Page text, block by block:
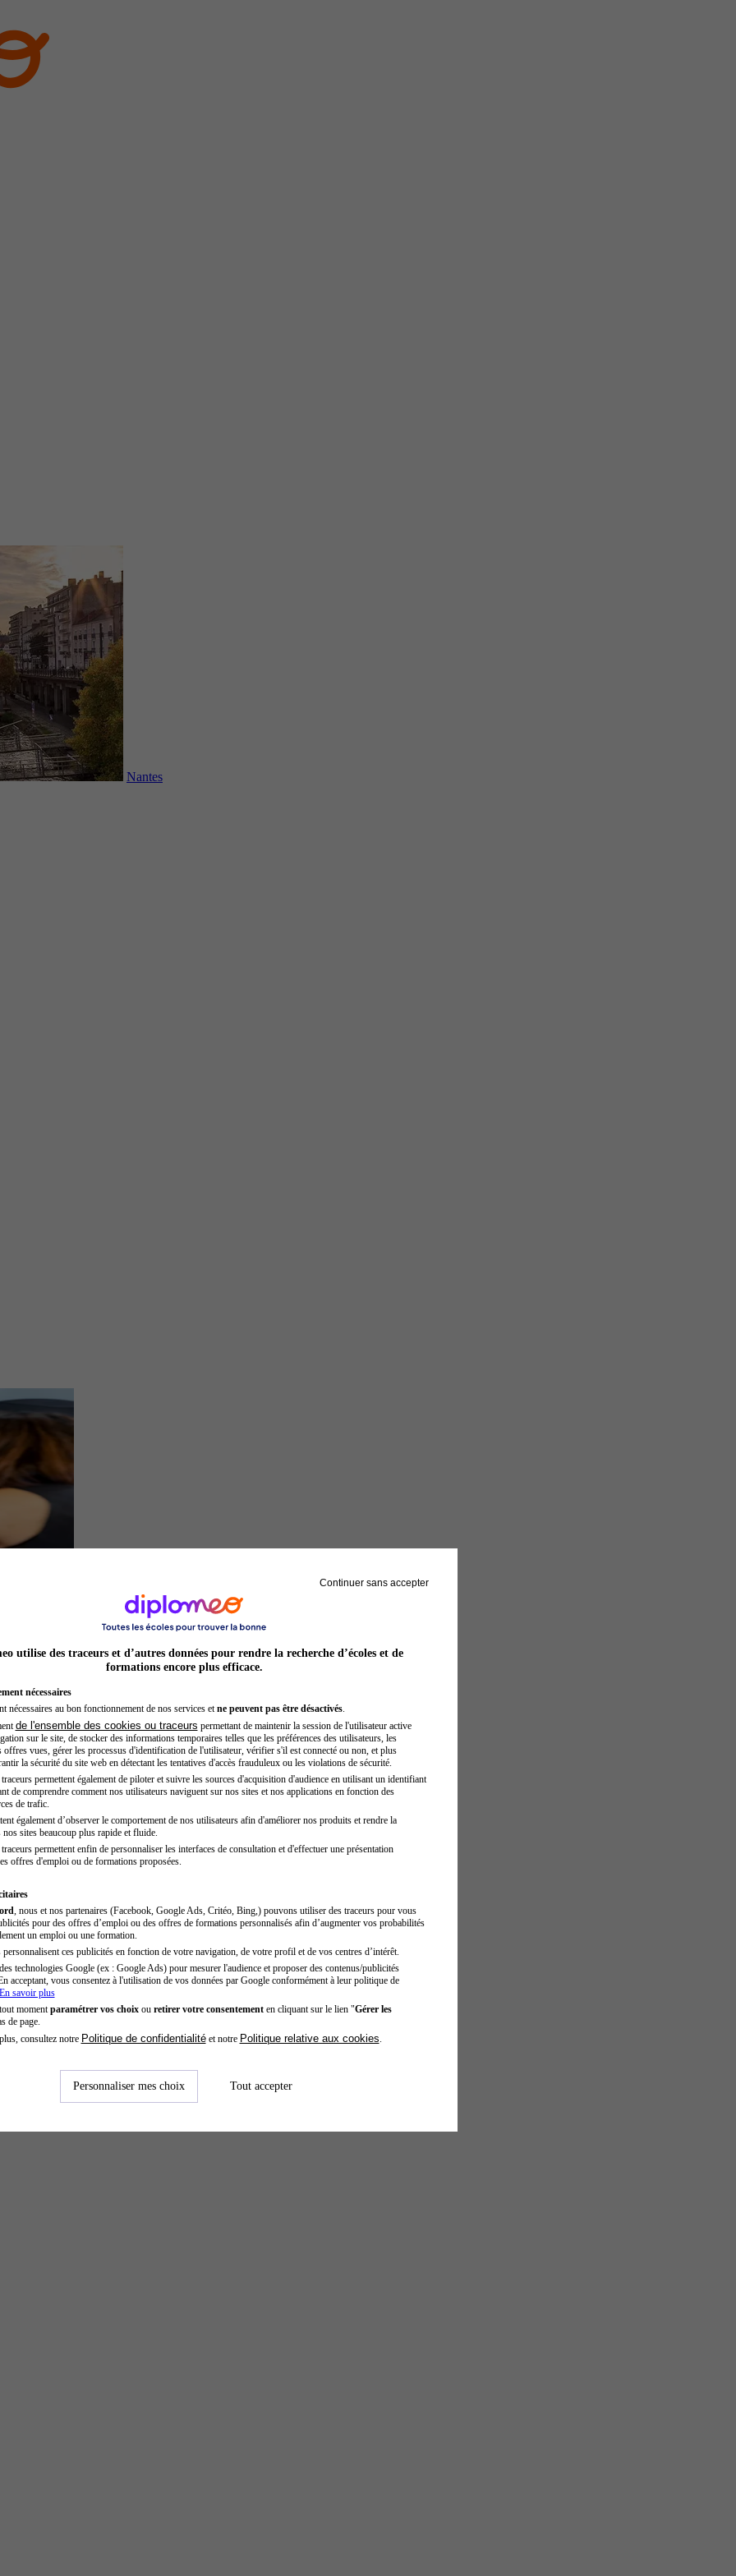
Nantes
Préparateur physique
Continuer sans accepter
utilise des traceurs et d’autres données pour rendre la recherche d’écoles et de
formations encore plus efficace.
nécessaires
nécessaires au bon fonctionnement de nos services et ne peuvent pas être désactivés.
de l'ensemble des cookies ou traceurs permettant de maintenir la session de l'utilisateur active
sur le site, de stocker des informations temporaires telles que les préférences des utilisateurs, les
offres vues, gérer les processus d'identification de l'utilisateur, vérifier s'il est connecté ou non, et plus
la sécurité du site web en détectant les tentatives d'accès frauduleux ou les violations de sécurité.
permettent également de piloter et suivre les sources d'acquisition d'audience en utilisant un identifiant
de comprendre comment nos utilisateurs naviguent sur nos sites et nos applications en fonction des
de trafic.
également d’observer le comportement de nos utilisateurs afin d'améliorer nos produits et rendre la
sites beaucoup plus rapide et fluide.
permettent enfin de personnaliser les interfaces de consultation et d'effectuer une présentation
offres d'emploi ou de formations proposées.
, nous et nos partenaires (Facebook, Google Ads, Critéo, Bing,) pouvons utiliser des traceurs pour vous
pour des offres d’emploi ou des offres de formations personnalisés afin d’augmenter vos probabilités
un emploi ou une formation.
ces publicités en fonction de votre navigation, de votre profil et de vos centres d’intérêt.
technologies Google (ex : Google Ads) pour mesurer l'audience et proposer des contenus/publicités
acceptant, vous consentez à l'utilisation de vos données par Google conformément à leur politique de
savoir plus
moment paramétrer vos choixou retirer votre consentementen cliquant sur le lien "Gérer les
de page.
consultez notre Politique de confidentialitéet notre Politique relative aux cookies
Personnaliser mes choix Tout accepter